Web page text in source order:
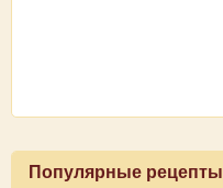
Популярные рецепты